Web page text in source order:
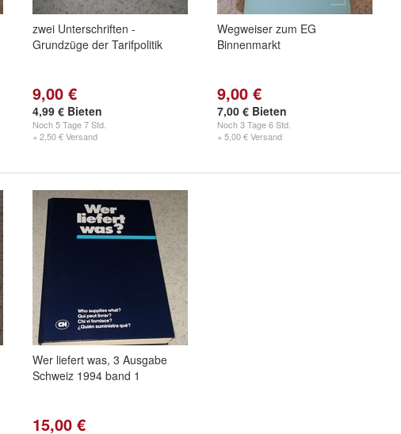
zwei Unterschriften -
Grundzüge der Tarifpolitik
9,00 €
4,99 € Bieten
Noch5 Tage 7 Std.
+ 2,50 € Versand
Wegweiser zum EG
Binnenmarkt
9,00 €
7,00 € Bieten
Noch3 Tage 6 Std.
+ 5,00 € Versand
Wer liefert was, 3 Ausgabe
Schweiz 1994 band 1
15,00 €